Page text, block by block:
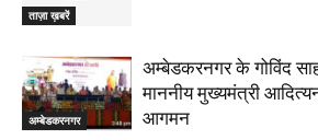
ताज़ा ख़बरें
अम्बेडकरनगर
अम्बेडकरनगर के गोविंद
माननीय मुख्यमंत्री
आगमन